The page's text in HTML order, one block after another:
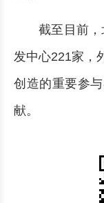
截至目前
发中心221家，
创造的重要参
献。